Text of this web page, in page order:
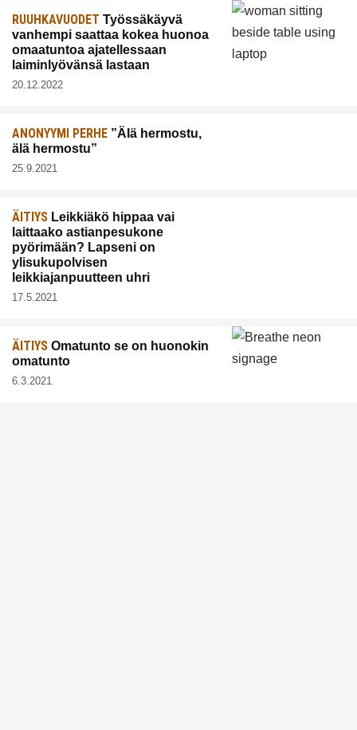
RUUHKAVUODET Työssäkäyvä
vanhempi saattaa kokea huonoa
omaatuntoa ajatellessaan
laiminlyövänsä lastaan
20.12.2022
ANONYYMI PERHE ”Älä hermostu,
älä hermostu”
25.9.2021
ÄITIYS Leikkiäkö hippaa vai
laittaako astianpesukone
pyörimään? Lapseni on
ylisukupolvisen
leikkiajanpuutteen uhri
17.5.2021
ÄITIYS Omatunto se on huonokin
omatunto
6.3.2021